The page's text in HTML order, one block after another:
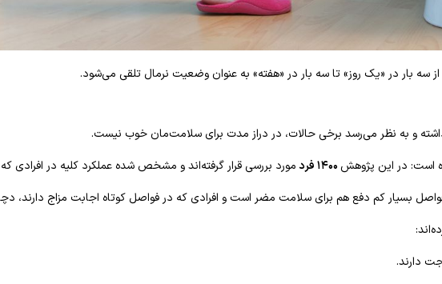
از سه بار در «یک روز» تا سه بار در «هفته» به عنوان وضعیت نرمال تلقی می‌شود.
و به نظر می‌رسد برخی حالات، در دراز مدت برای سلامت‌مان خوب نیست.
است: در این پژوهش
مورد بررسی قرار گرفته‌اند و مشخص شده عملکرد کلیه در
بسیار کم دفع هم برای سلامت مضر است و افرادی که در فواصل کوتاه اجابت مزاج دارند،